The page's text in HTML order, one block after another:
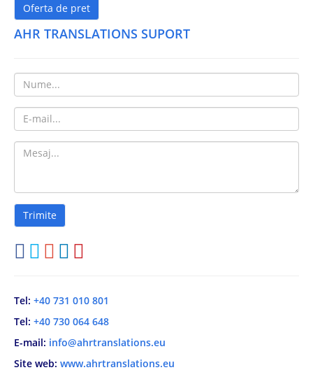
Oferta de pret
AHR TRANSLATIONS SUPORT
Tel: +40 731 010 801
Tel: +40 730 064 648
E-mail: info@ahrtranslations.eu
Site web: www.ahrtranslations.eu